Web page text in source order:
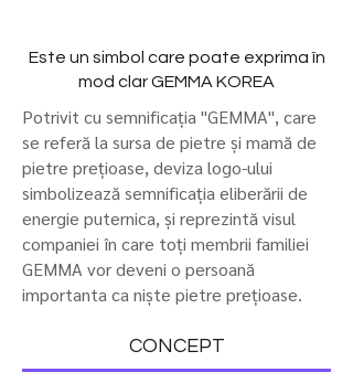
Este un simbol care poate exprima în
mod clar GEMMA KOREA
Potrivit cu semnificația "GEMMA", care
se referă la sursa de pietre și mamă de
pietre prețioase, deviza logo-ului
simbolizează semnificația eliberării de
energie puternica, și reprezintă visul
companiei în care toți membrii familiei
GEMMA vor deveni o persoană
importanta ca niște pietre prețioase.
CONCEPT